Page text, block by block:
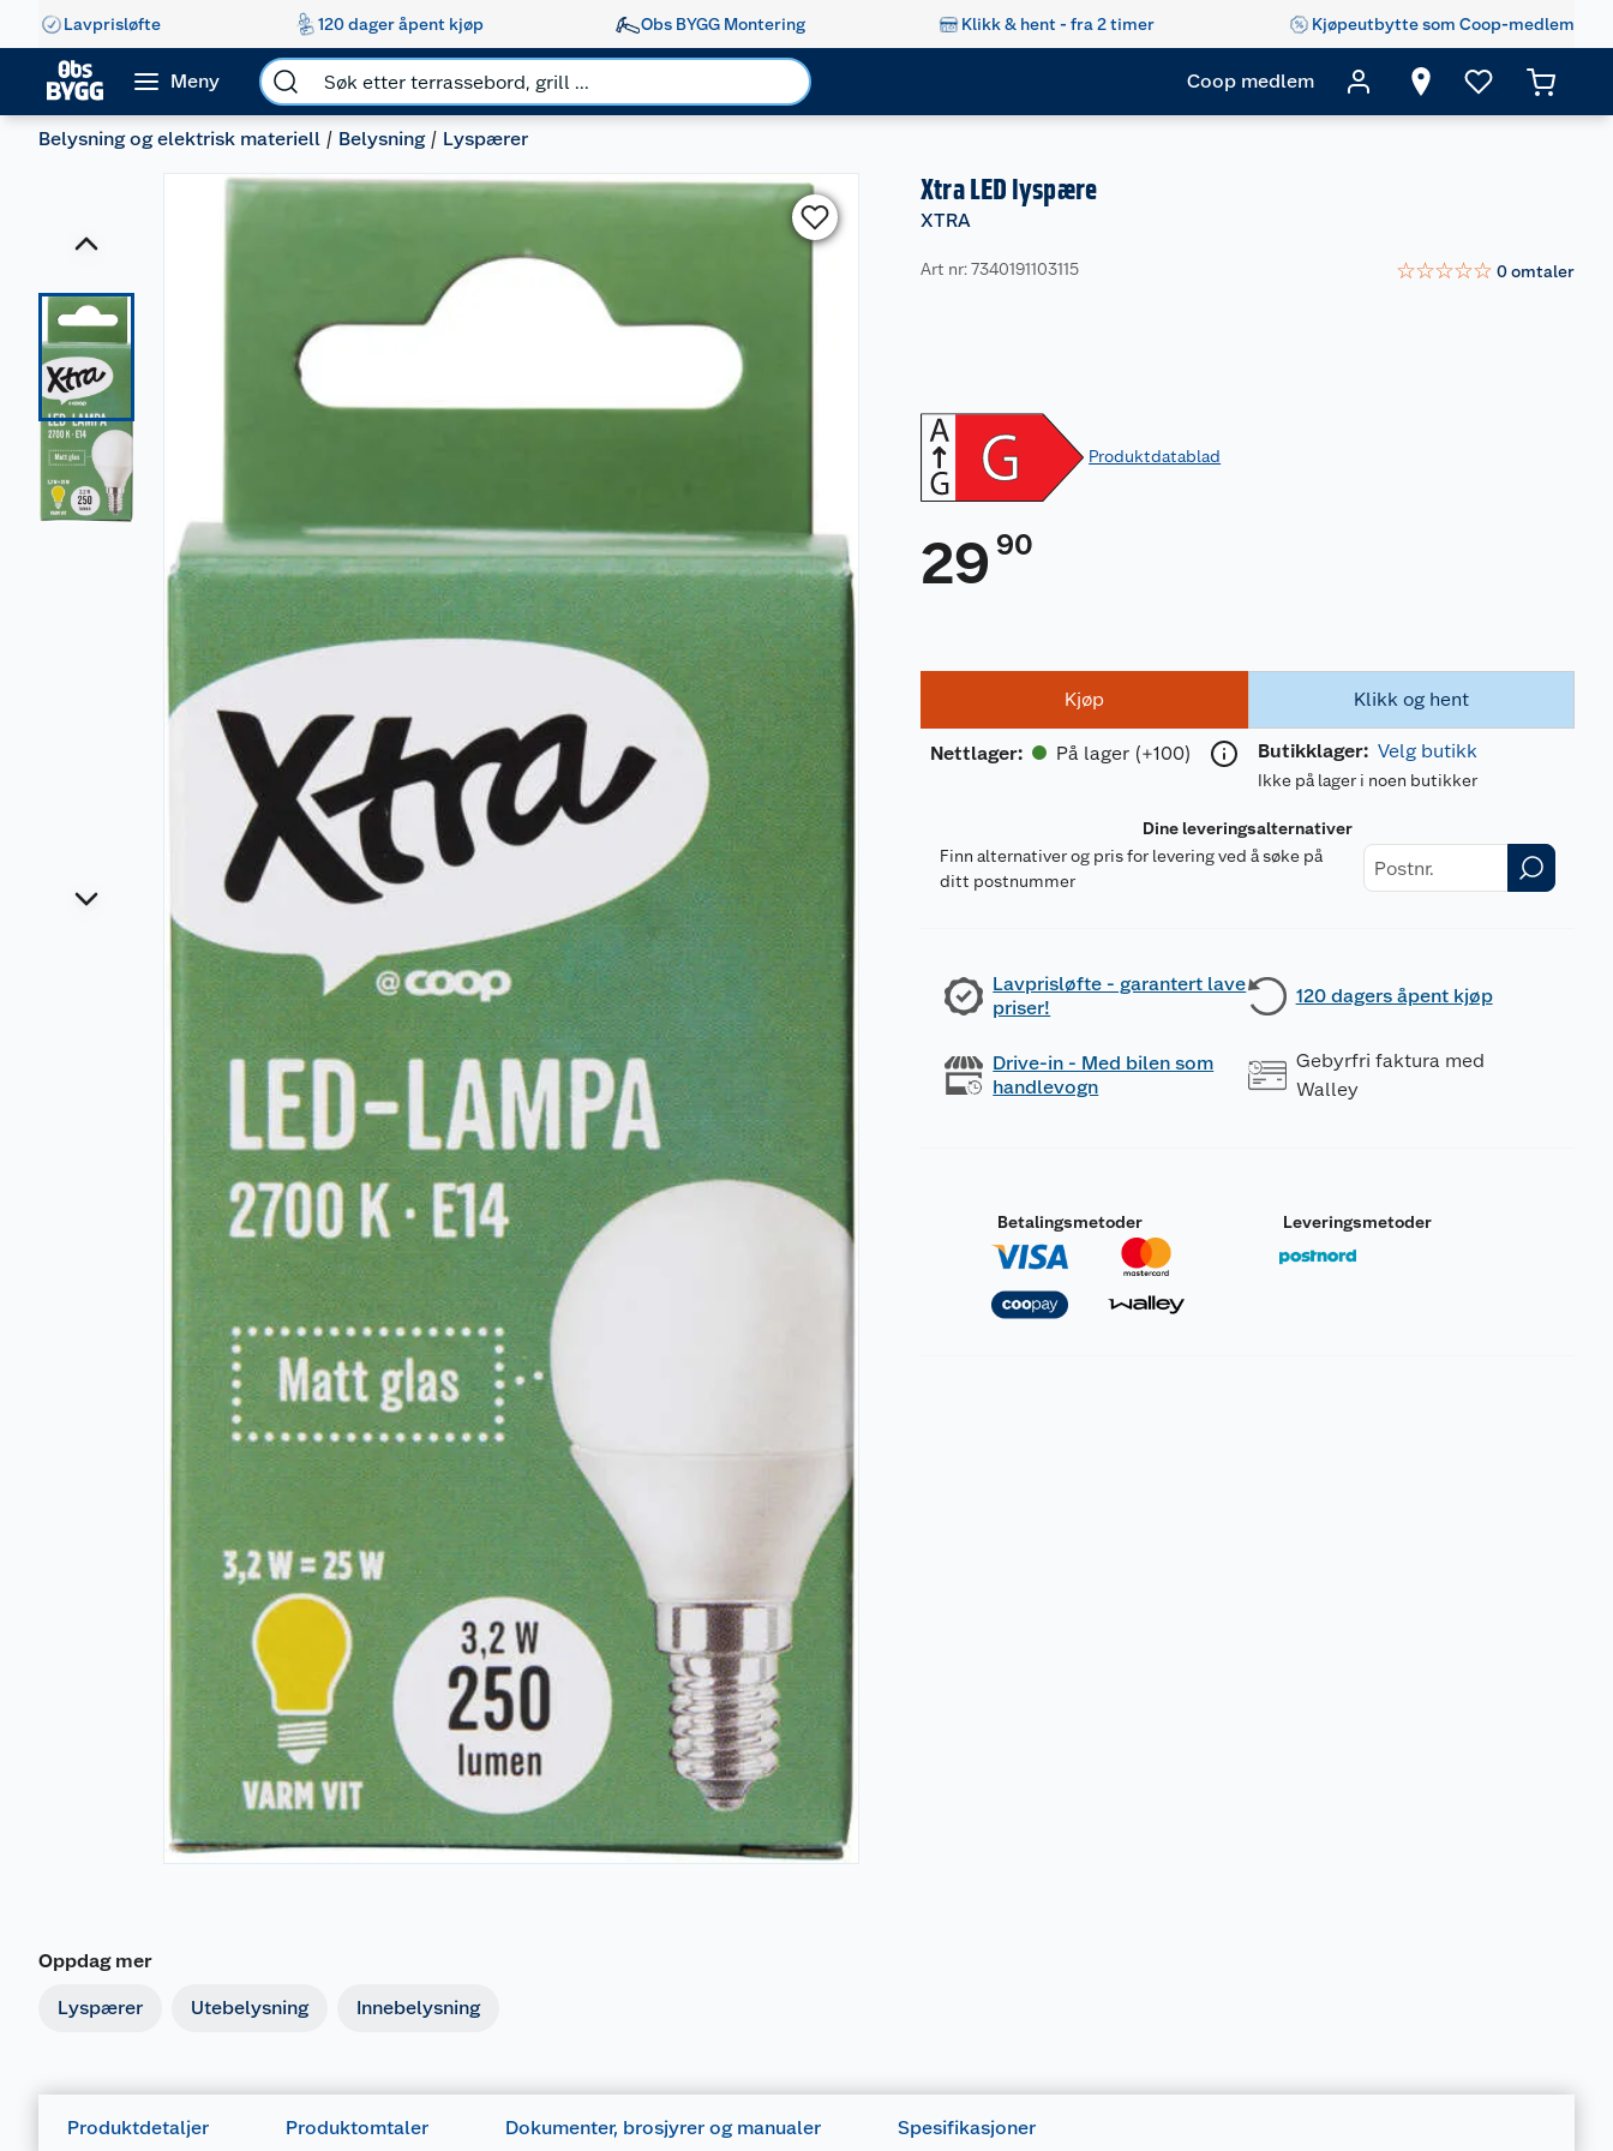
Lavprisløfte 120 dager åpent kjøp Obs BYGG Montering Klikk & hent - fra 2 timer Kjøpeutbytte som Coop-medlem
Meny Coop medlem
Belysning og elektrisk materiell Belysning Lyspærer
Oppdag mer
Lyspærer Utebelysning Innebelysning
Xtra LED lyspære
XTRA
Art nr: 7340191103115 ☆☆☆☆☆ 0omtaler
Produktdatablad
29 90
Kjøp
Nettlager: På lager (+100)
Klikk og hent
Butikklager: Velg butikk
Ikke på lager i noen butikker
Dine leveringsalternativer
Finn alternativer og pris for levering ved å søke på
ditt postnummer
Lavprisløfte - garantert lave
priser!
120 dagers åpent kjøp
Drive-in - Med bilen som
handlevogn
Gebyrfri faktura med
Walley
Betalingsmetoder Leveringsmetoder
Produktdetaljer Produktomtaler Dokumenter, brosjyrer og manualer Spesifikasjoner